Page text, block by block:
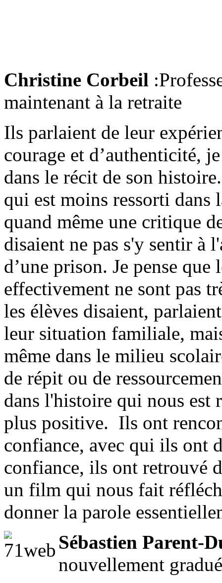
Christine Corbeil
maintenant à la retraite
Ils parlaient de leur
courage et d’authenticité,
dans le récit de son
qui est moins ressorti dans
quand même une critique
disaient ne pas s'y sentir à
d’une prison. Je pense
effectivement ne sont pas
les élèves disaient,
leur situation familiale,
même dans le milieu
de répit ou de
dans l'histoire qui nous est
plus positive. Ils ont
confiance, avec qui ils ont
confiance, ils ont retrouvé
un film qui nous fait
donner la parole
Sébastien Parent-
nouvellement